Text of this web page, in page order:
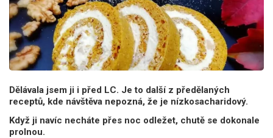
Dělávala jsem ji i před LC. Je to další z předělaných
receptů, kde návštěva nepozná, že je nízkosacharidový.
Když ji navíc necháte přes noc odležet, chutě se dokonale
prolnou.